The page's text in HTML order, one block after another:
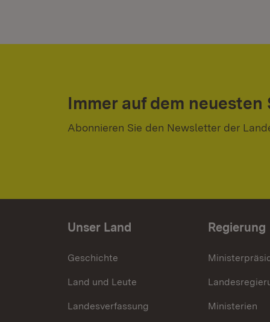
Immer auf dem neuesten
Abonnieren Sie den Newsletter der
Unser Land
Geschichte
Land und Leute
Landesverfassung
Regierung
Ministerien